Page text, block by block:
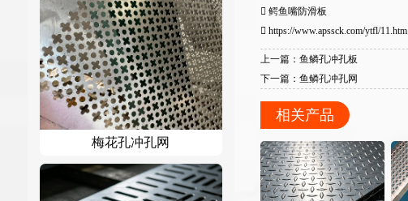
梅花孔冲孔网
鳄鱼嘴防滑板
https://www.apssck.com/ytfl/11.htm
上一篇：鱼鳞孔冲孔板
下一篇：鱼鳞孔冲孔网
相关产品